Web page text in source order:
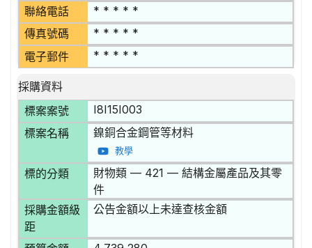
聯絡電話 * * * * *
傳真號碼 * * * * *
電子郵件 * * * * *
採購資料
標案案號
I8I15I003
標案名稱 鎳銅合金鋼管等材料
教學
標的分類
財物類 — 421 — 結構金屬產品及其零
件
採購金額級
距
公告金額以上未達查核金額